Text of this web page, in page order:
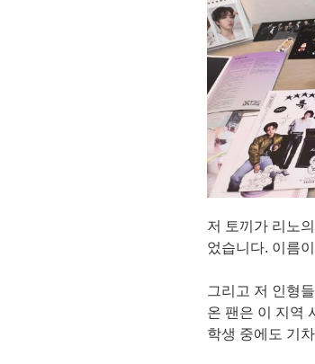
저 토끼가 리노
었습니다. 이름
그리고 저 인형
온 팬은 이 지역
학생 중에도 기